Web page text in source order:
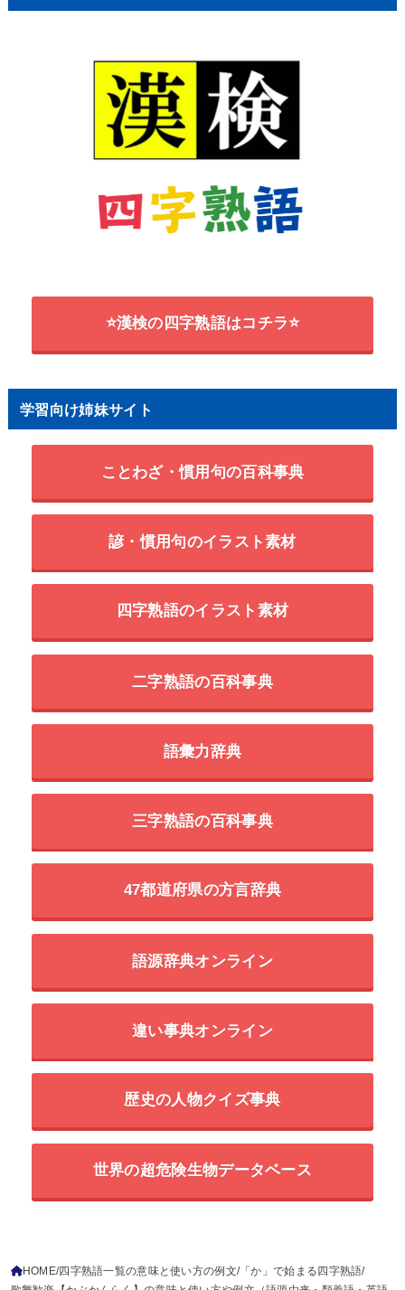
⭐漢検の四字熟語はコチラ⭐
学習向け姉妹サイト
ことわざ・慣用句の百科事典
諺・慣用句のイラスト素材
四字熟語のイラスト素材
二字熟語の百科事典
語彙力辞典
三字熟語の百科事典
47都道府県の方言辞典
語源辞典オンライン
違い事典オンライン
歴史の人物クイズ事典
世界の超危険生物データベース
HOME 四字熟語一覧の意味と使い方の例文 「か」で始まる四字熟語